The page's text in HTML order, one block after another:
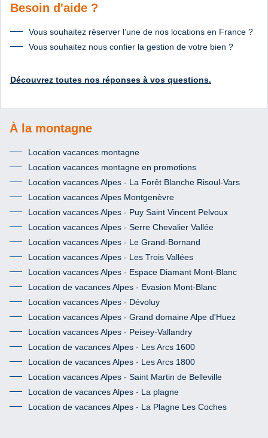
Besoin d'aide ?
Vous souhaitez réserver l’une de nos locations en France ?
Vous souhaitez nous confier la gestion de votre bien ?
Découvrez toutes nos réponses à vos questions.
À la montagne
Location vacances montagne
Location vacances montagne en promotions
Location vacances Alpes - La Forêt Blanche Risoul-Vars
Location vacances Alpes Montgenèvre
Location vacances Alpes - Puy Saint Vincent Pelvoux
Location vacances Alpes - Serre Chevalier Vallée
Location vacances Alpes - Le Grand-Bornand
Location vacances Alpes - Les Trois Vallées
Location vacances Alpes - Espace Diamant Mont-Blanc
Location de vacances Alpes - Evasion Mont-Blanc
Location vacances Alpes - Dévoluy
Location vacances Alpes - Grand domaine Alpe d'Huez
Location vacances Alpes - Peisey-Vallandry
Location de vacances Alpes - Les Arcs 1600
Location de vacances Alpes - Les Arcs 1800
Location vacances Alpes - Saint Martin de Belleville
Location de vacances Alpes - La plagne
Location de vacances Alpes - La Plagne Les Coches